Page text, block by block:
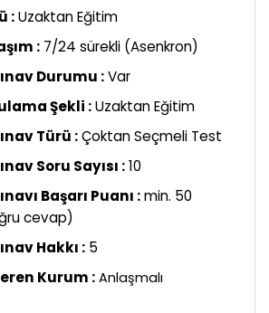
:Uzaktan Eğitim
:7/24 sürekli (Asenkron)
Durumu :Var
Şekli :Uzaktan Eğitim
Türü :Çoktan Seçmeli Test
Soru Sayısı :10
Başarı Puanı :min. 50
cevap)
Hakkı :5
Kurum :Anlaşmalı